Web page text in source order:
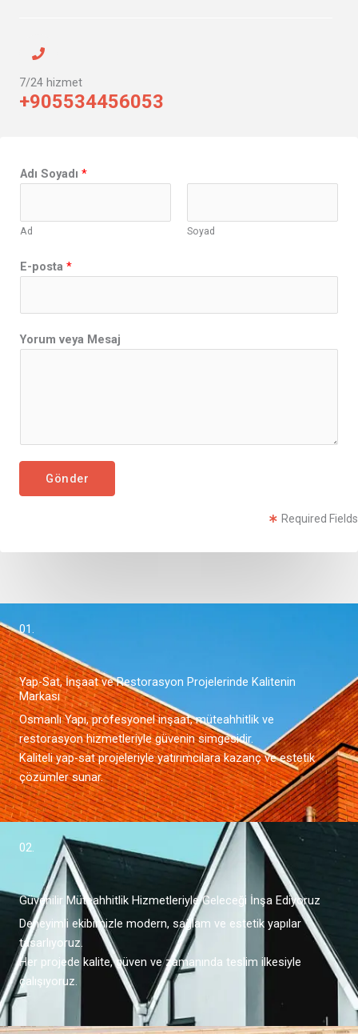
7/24 hizmet
+905534456053
Y
o
u
A
d
o
Adı Soyadı *
Ad Soyad
E-posta *
Yorum veya Mesaj
Gönder
Required Fields
01.
Yap-Sat, İnşaat ve Restorasyon Projelerinde Kalitenin
Markası
Osmanlı Yapı, profesyonel inşaat, müteahhitlik ve
restorasyon hizmetleriyle güvenin simgesidir.
Kaliteli yap-sat projeleriyle yatırımcılara kazanç ve estetik
çözümler sunar.
02.
Güvenilir Müteahhitlik Hizmetleriyle Geleceği İnşa Ediyoruz
Deneyimli ekibimizle modern, sağlam ve estetik yapılar
tasarlıyoruz.
Her projede kalite, güven ve zamanında teslim ilkesiyle
çalışıyoruz.